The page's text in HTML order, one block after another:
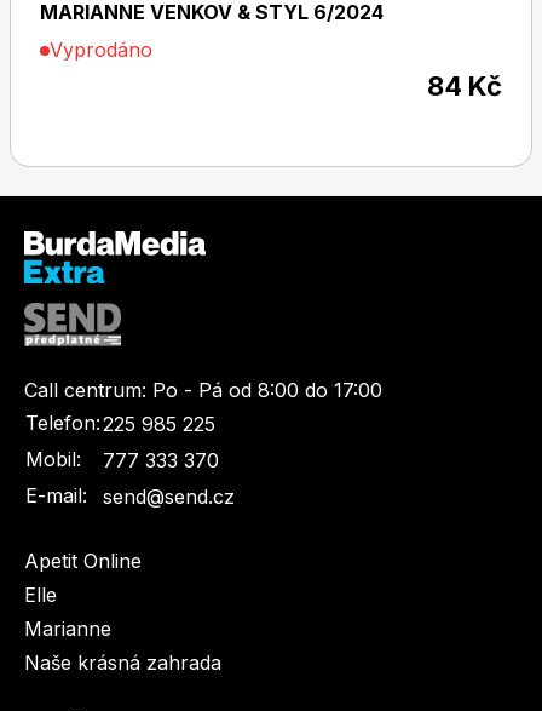
Burda Best of
MARIANNE VENKOV & STYL 6/2024
Vyprodáno
84 Kč
Call centrum: Po - Pá od 8:00 do 17:00
Telefon:225 985 225
Mobil:
777 333 370
E-mail:
send@send.cz
Apetit Online
Elle
Marianne
Naše krásná zahrada